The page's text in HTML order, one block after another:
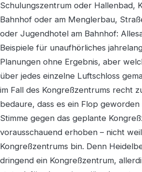
Schulungszentrum oder Hallenbad,
Bahnhof oder am Menglerbau,
oder Jugendhotel am Bahnhof:
Beispiele für unaufhörliches
Planungen ohne Ergebnis, aber
über jedes einzelne Luftschloss
im Fall des Kongreßzentrums recht
bedaure, dass es ein Flop
Stimme gegen das geplante
vorausschauend erhoben – nicht
Kongreßzentrums bin. Denn
dringend ein Kongreßzentrum,